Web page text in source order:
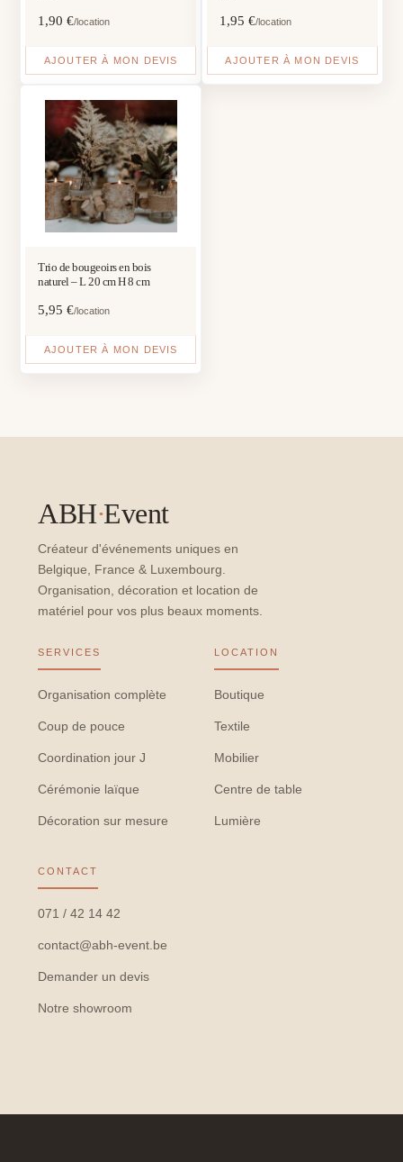
1,90€/location
AJOUTER À MON DEVIS
1,95 €/location
AJOUTER À MON DEVIS
Trio de bougeoirs en bois
naturel – L 20 cm H 8 cm
5,95€/location
AJOUTER À MON DEVIS
ABH·Event
Créateur d'événements uniques en
Belgique, France & Luxembourg.
Organisation, décoration et location de
matériel pour vos plus beaux moments.
SERVICES
Organisation complète
Coup de pouce
Coordination jour J
Cérémonie laïque
Décoration sur mesure
LOCATION
Boutique
Textile
Mobilier
Centre de table
Lumière
CONTACT
071 / 42 14 42
contact@abh-event.be
Demander un devis
Notre showroom